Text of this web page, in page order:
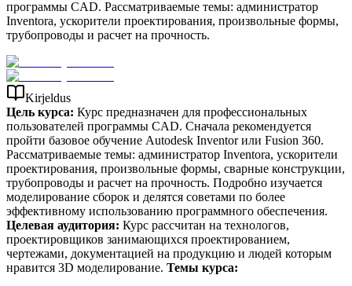
программы CAD. Рассматриваемые темы: администратор
Inventorа, ускорители проектирования, произвольные формы,
трубопроводы и расчет на прочность.
Kirjeldus
Цель курса: Курс предназначен для профессиональных
пользователей программы CAD. Сначала рекомендуется
пройти базовое обучение Autodesk Inventor или Fusion 360.
Рассматриваемые темы: администратор Inventorа, ускорители
проектирования, произвольные формы, сварные конструкции,
трубопроводы и расчет на прочность. Подробно изучается
моделирование сборок и делятся советами по более
эффективному использованию программного обеспечения.​
Целевая аудитория: Курс рассчитан на технологов,
проектировщиков занимающихся проектированием,
чертежами, документацией на продукцию и людей которым
нравится 3D моделирование. Темы курса: